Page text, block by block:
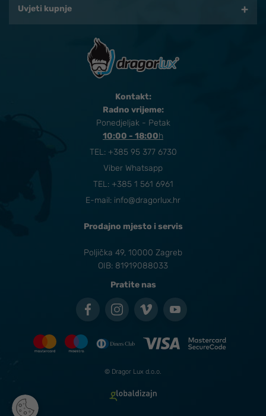
Uvjeti kupnje
Kontakt:
Radno vrijeme:
Ponedjeljak - Petak
10:00 - 18:00​h
TEL: +385 95 377 6730
Viber Whatsapp
TEL: +385 1 561 6961
E-mail: info@dragorlux.hr
Prodajno mjesto i servis
Poljička 49, 10000 Zagreb
OIB: 81919088033
Pratite nas
© Dragor Lux d.o.o.